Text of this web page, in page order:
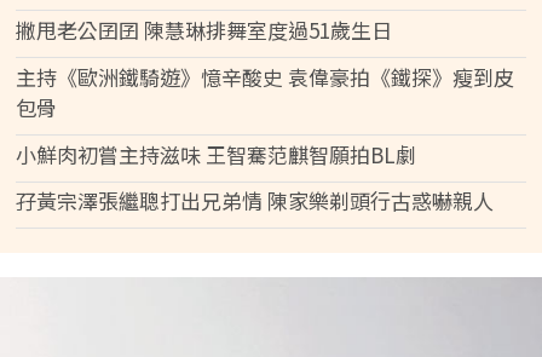
撇甩老公囝囝 陳慧琳排舞室度過51歲生日
主持《歐洲鐵騎遊》憶辛酸史 袁偉豪拍《鐵探》瘦到皮
包骨
小鮮肉初嘗主持滋味 王智騫范麒智願拍BL劇
孖黃宗澤張繼聰打出兄弟情 陳家樂剃頭行古惑嚇親人